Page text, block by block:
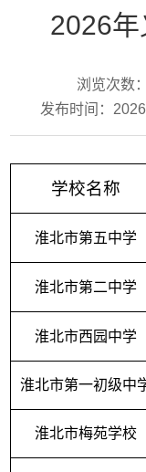
2026
浏览次数：
发布时间：
学校名称
淮北市第五中学
淮北市第二中学
淮北市西园中学
淮北市第一初级中
淮北市梅苑学校